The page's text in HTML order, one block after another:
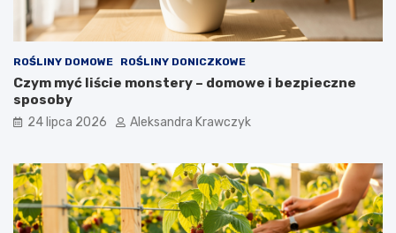
ROŚLINY DOMOWE ROŚLINY DONICZKOWE
Czym myć liście monstery – domowe i bezpieczne
sposoby
24 lipca 2026 Aleksandra Krawczyk